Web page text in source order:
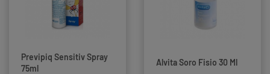
Previpiq Sensitiv Spray
75ml
Alvita Soro Fisio 30 Ml